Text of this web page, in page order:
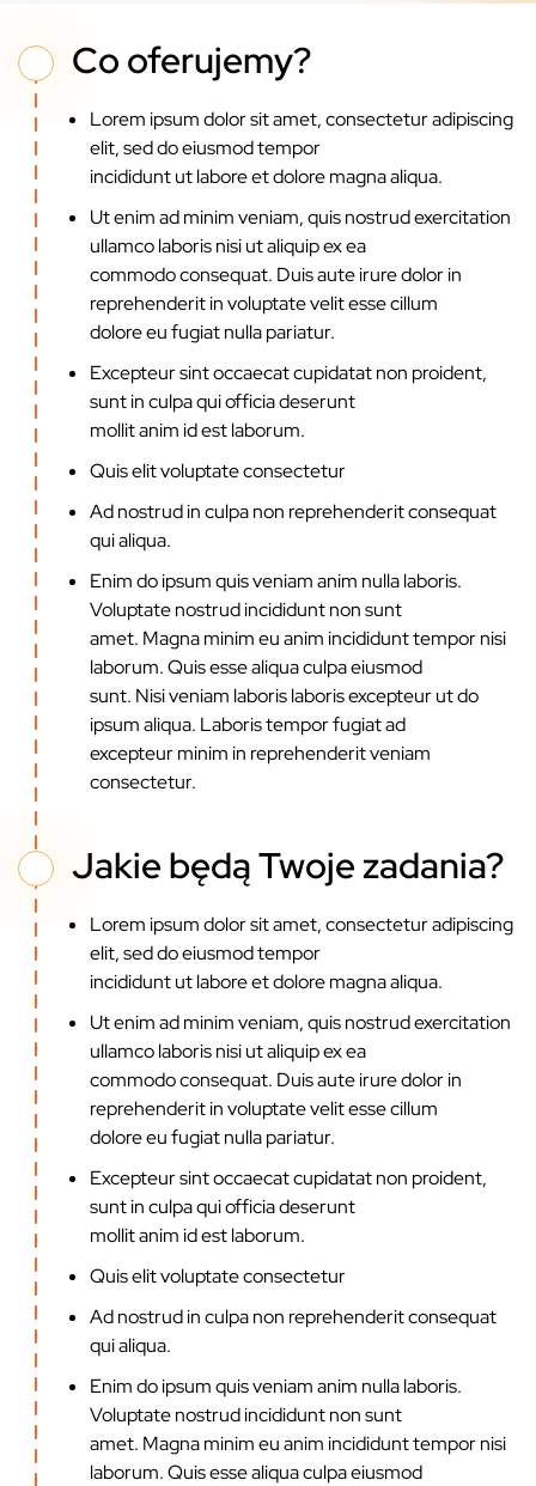
Co oferujemy?
Lorem ipsum dolor sit amet, consectetur adipiscing
elit, sed do eiusmod tempor
incididunt ut labore et dolore magna aliqua.
Ut enim ad minim veniam, quis nostrud exercitation
ullamco laboris nisi ut aliquip ex ea
commodo consequat. Duis aute irure dolor in
reprehenderit in voluptate velit esse cillum
dolore eu fugiat nulla pariatur.
Excepteur sint occaecat cupidatat non proident,
sunt in culpa qui officia deserunt
mollit anim id est laborum.
Quis elit voluptate consectetur
Ad nostrud in culpa non reprehenderit consequat
qui aliqua.
Enim do ipsum quis veniam anim nulla laboris.
Voluptate nostrud incididunt non sunt
amet. Magna minim eu anim incididunt tempor nisi
laborum. Quis esse aliqua culpa eiusmod
sunt. Nisi veniam laboris laboris excepteur ut do
ipsum aliqua. Laboris tempor fugiat ad
excepteur minim in reprehenderit veniam
consectetur.
Jakie będą Twoje zadania?
Lorem ipsum dolor sit amet, consectetur adipiscing
elit, sed do eiusmod tempor
incididunt ut labore et dolore magna aliqua.
Ut enim ad minim veniam, quis nostrud exercitation
ullamco laboris nisi ut aliquip ex ea
commodo consequat. Duis aute irure dolor in
reprehenderit in voluptate velit esse cillum
dolore eu fugiat nulla pariatur.
Excepteur sint occaecat cupidatat non proident,
sunt in culpa qui officia deserunt
mollit anim id est laborum.
Quis elit voluptate consectetur
Ad nostrud in culpa non reprehenderit consequat
qui aliqua.
Enim do ipsum quis veniam anim nulla laboris.
Voluptate nostrud incididunt non sunt
amet. Magna minim eu anim incididunt tempor nisi
laborum. Quis esse aliqua culpa eiusmod